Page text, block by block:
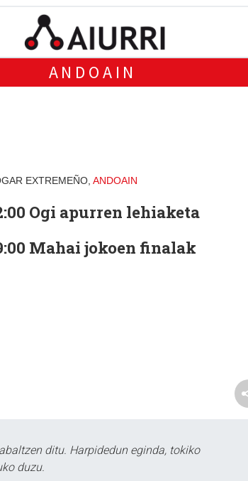
ANDOAIN
EXTREMEÑO, ANDOAIN
Ogi apurren lehiaketa
Mahai jokoen finalak
ditu. Harpidedun eginda, tokiko
duzu.